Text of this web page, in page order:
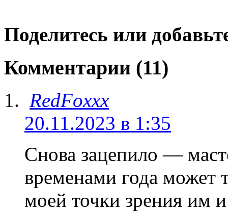
Поделитесь или
Комментарии (11)
RedFoxxx
20.11.2023 в 1:35
Снова зацепило —
временами года может
моей точки зрения им и